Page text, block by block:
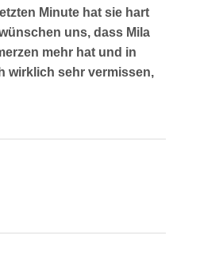
Minute hat sie hart
uns, dass Mila
mehr hat und in
wirklich sehr vermissen,